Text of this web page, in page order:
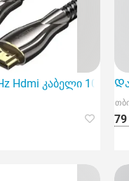
დამტენი
Hdmi კაბელი 10მ